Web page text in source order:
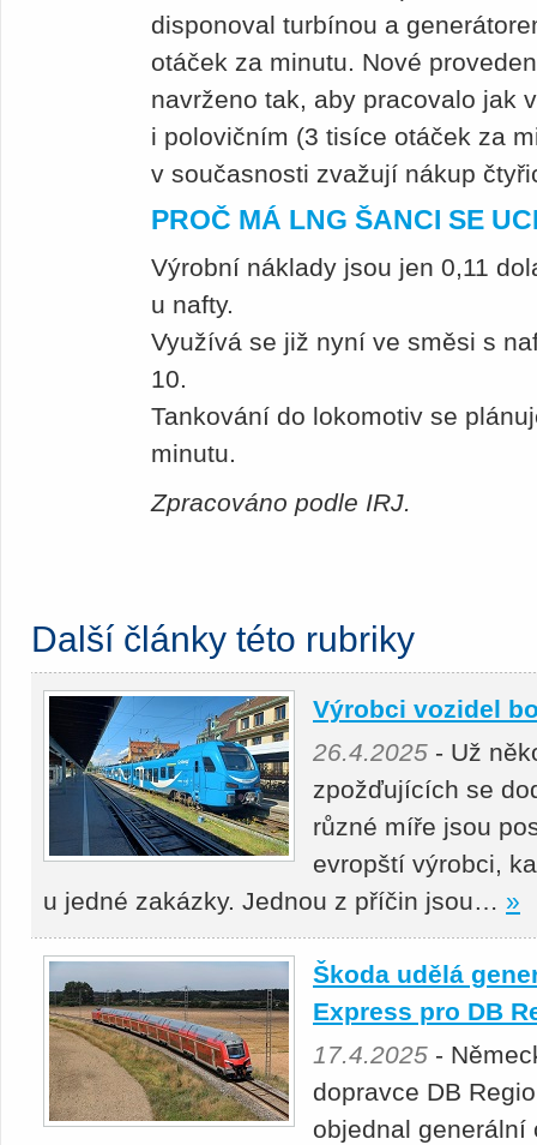
disponoval turbínou a
otáček za minutu. Nové
navrženo tak, aby pracovalo jak
i polovičním (3 tisíce otáček za
v současnosti zvažují nákup
PROČ MÁ LNG ŠANCI SE
Výrobní náklady jsou jen 0,11
u nafty.
Využívá se již nyní ve směsi s
10.
Tankování do lokomotiv se
minutu.
Zpracováno podle IRJ.
Další články této rubriky
Výrobci vozidel
26.4.2025 - Už
zpožďujících se
různé míře jsou
evropští výrobci,
u jedné zakázky. Jednou z příčin jsou… »
Škoda udělá
Express pro DB
17.4.2025 -
dopravce DB
objednal generální